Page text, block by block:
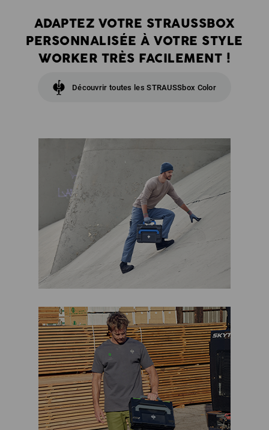
ADAPTEZ VOTRE STRAUSSBOX
PERSONNALISÉE À VOTRE STYLE
WORKER TRÈS FACILEMENT !
Découvrir toutes les STRAUSSbox Color